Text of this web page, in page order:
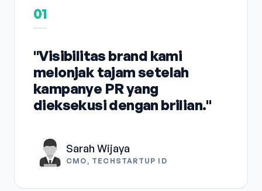
01
"Visibilitas brand kami
melonjak tajam setelah
kampanye PR yang
dieksekusi dengan brilian."
Sarah Wijaya
CMO, TECHSTARTUP ID